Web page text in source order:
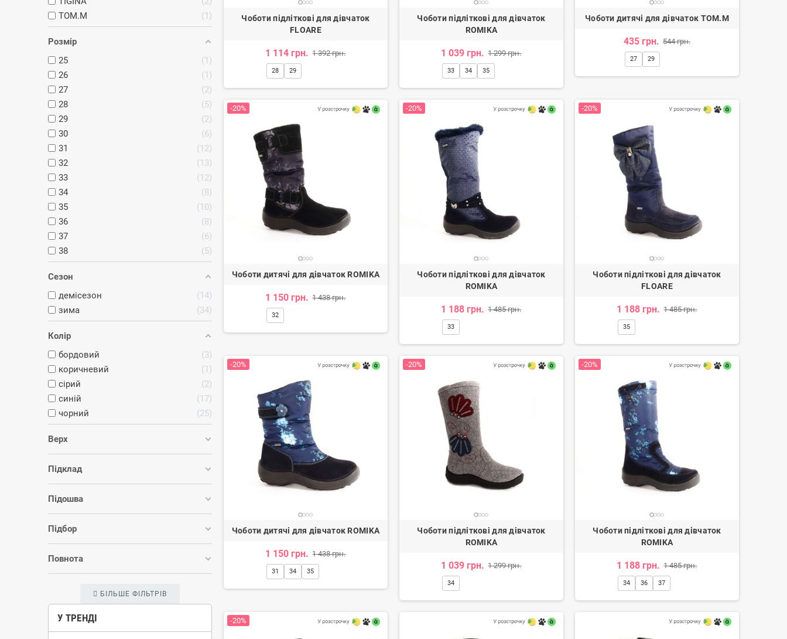
TOM.M
1
Розмір
25
1
26
1
27
2
28
5
29
2
30
6
31
12
32
13
33
12
34
8
35
10
36
8
37
6
38
5
Сезон
демісезон
14
зима
34
Колір
бордовий
3
коричневий
1
сірий
2
синій
17
чорний
25
Верх
Підклад
Підошва
Підбор
Повнота
БІЛЬШЕ ФІЛЬТРІВ
У ТРЕНДІ
Чоботи підліткові для дівчаток
FLOARE
1 114 грн. 1 392 грн.
28 29
Чоботи підліткові для дівчаток
ROMIKA
1 039 грн. 1 299 грн.
33 34 35
Чоботи дитячі для дівчаток TOM.M
435 грн. 544 грн.
27 29
-20%
Чоботи дитячі для дівчаток ROMIKA
1 150 грн. 1 438 грн.
32
-20%
Чоботи підліткові для дівчаток
ROMIKA
1 188 грн. 1 485 грн.
33
-20%
Чоботи підліткові для дівчаток
FLOARE
1 188 грн. 1 485 грн.
35
-20%
Чоботи дитячі для дівчаток ROMIKA
1 150 грн. 1 438 грн.
31 34 35
-20%
Чоботи підліткові для дівчаток
ROMIKA
1 039 грн. 1 299 грн.
34
-20%
Чоботи підліткові для дівчаток
ROMIKA
1 188 грн. 1 485 грн.
34 36 37
-20%